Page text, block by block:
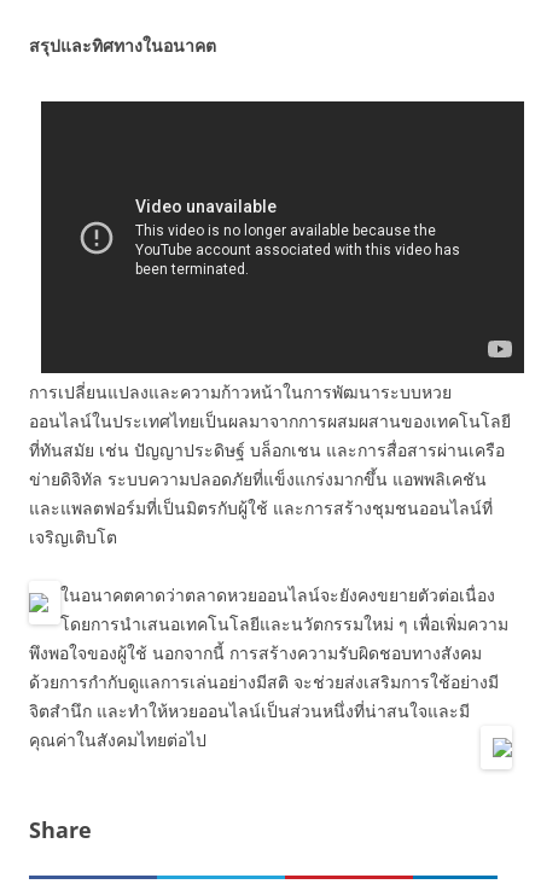
สรุปและทิศทางในอนาคต
การเปลี่ยนแปลงและความก้าวหน้าในการพัฒนาระบบหวย
ออนไลน์ในประเทศไทยเป็นผลมาจากการผสมผสานของเทคโนโลยี
ที่ทันสมัย เช่น ปัญญาประดิษฐ์ บล็อกเชน และการสื่อสารผ่านเครือ
ข่ายดิจิทัล ระบบความปลอดภัยที่แข็งแกร่งมากขึ้น แอพพลิเคชัน
และแพลตฟอร์มที่เป็นมิตรกับผู้ใช้ และการสร้างชุมชนออนไลน์ที่
เจริญเติบโต
ในอนาคตคาดว่าตลาดหวยออนไลน์จะยังคงขยายตัวต่อเนื่อง
โดยการนำเสนอเทคโนโลยีและนวัตกรรมใหม่ ๆ เพื่อเพิ่มความ
พึงพอใจของผู้ใช้ นอกจากนี้ การสร้างความรับผิดชอบทางสังคม
ด้วยการกำกับดูแลการเล่นอย่างมีสติ จะช่วยส่งเสริมการใช้อย่างมี
จิตสำนึก และทำให้หวยออนไลน์เป็นส่วนหนึ่งที่น่าสนใจและมี
คุณค่าในสังคมไทยต่อไป
Share